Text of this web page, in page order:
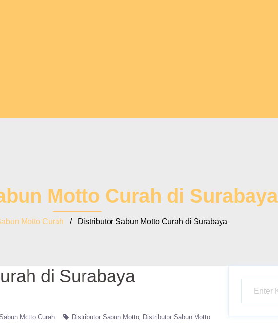
Motto Curah di Surabaya
Motto Curah / Distributor Sabun Motto Curah di Surabaya
di Surabaya
Motto Curah Distributor Sabun Motto
Distributor Sabun Motto